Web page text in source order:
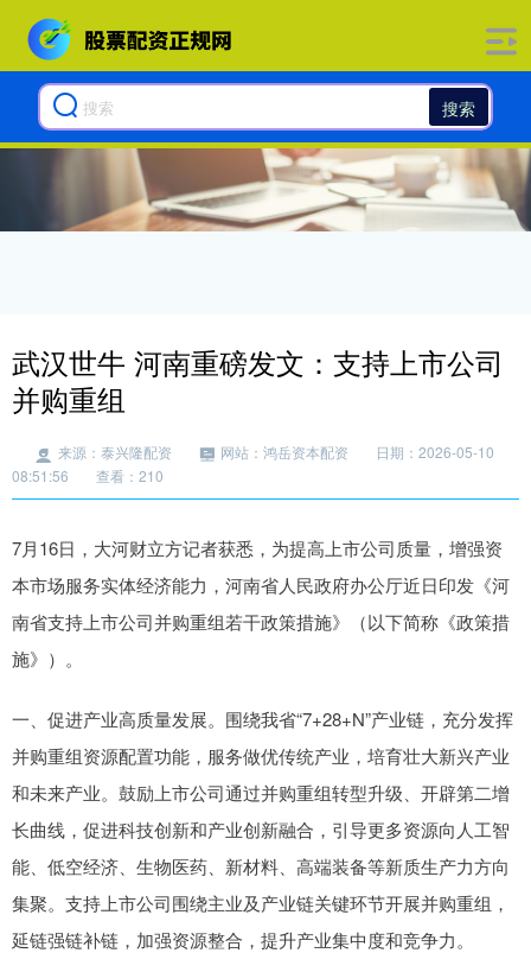
搜索
武汉世牛 河南重磅发文：支持上市公司
并购重组
来源：泰兴隆配资 网站：鸿岳资本配资
日期：2026-05-10
08:51:56
查看：210
7月16日，大河财立方记者获悉，为提高上市公司质量，增强资
本市场服务实体经济能力，河南省人民政府办公厅近日印发《河
南省支持上市公司并购重组若干政策措施》（以下简称《政策措
施》）。
一、促进产业高质量发展。围绕我省“7+28+N”产业链，充分发挥
并购重组资源配置功能，服务做优传统产业，培育壮大新兴产业
和未来产业。鼓励上市公司通过并购重组转型升级、开辟第二增
长曲线，促进科技创新和产业创新融合，引导更多资源向人工智
能、低空经济、生物医药、新材料、高端装备等新质生产力方向
集聚。支持上市公司围绕主业及产业链关键环节开展并购重组，
延链强链补链，加强资源整合，提升产业集中度和竞争力。